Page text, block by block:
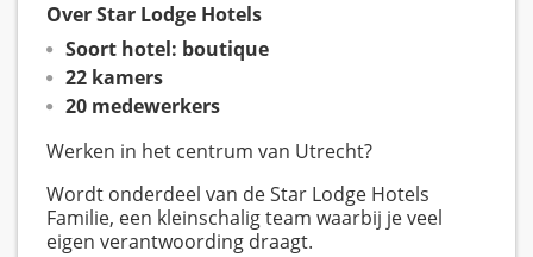
Over Star Lodge Hotels
Soort hotel: boutique
22 kamers
20 medewerkers
Werken in het centrum van Utrecht?
Wordt onderdeel van de Star Lodge Hotels
Familie, een kleinschalig team waarbij je veel
eigen verantwoording draagt.